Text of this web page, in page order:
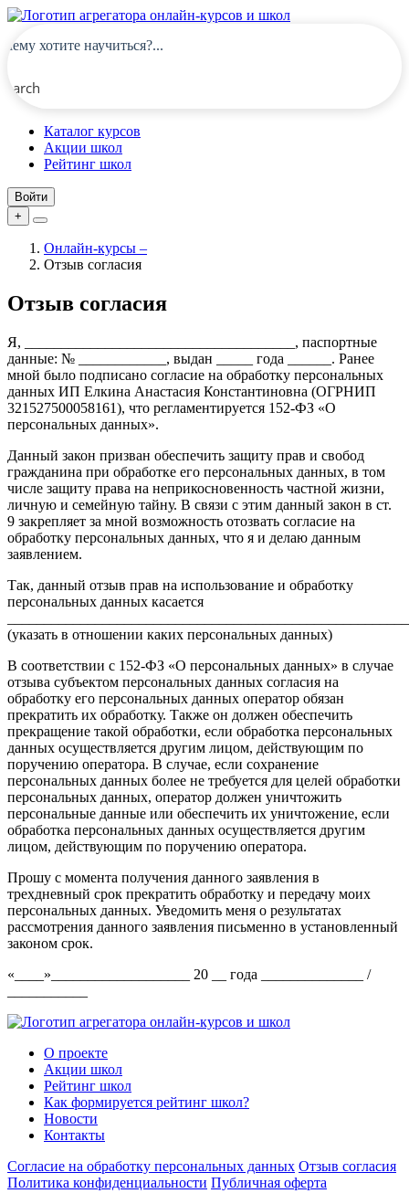
Каталог курсов
Акции школ
Рейтинг школ
Войти
+
Онлайн-курсы –
Отзыв согласия
Отзыв согласия
Я, _____________________________________, паспортные
данные: № ____________, выдан _____ года ______. Ранее
мной было подписано согласие на обработку персональных
данных ИП Елкина Анастасия Константиновна (ОГРНИП
321527500058161), что регламентируется 152-ФЗ «О
персональных данных».
Данный закон призван обеспечить защиту прав и свобод
гражданина при обработке его персональных данных, в том
числе защиту права на неприкосновенность частной жизни,
личную и семейную тайну. В связи с этим данный закон в ст.
9 закрепляет за мной возможность отозвать согласие на
обработку персональных данных, что я и делаю данным
заявлением.
Так, данный отзыв прав на использование и обработку
персональных данных касается
(указать в отношении каких персональных данных)
В соответствии с 152-ФЗ «О персональных данных» в случае
отзыва субъектом персональных данных согласия на
обработку его персональных данных оператор обязан
прекратить их обработку. Также он должен обеспечить
прекращение такой обработки, если обработка персональных
данных осуществляется другим лицом, действующим по
поручению оператора. В случае, если сохранение
персональных данных более не требуется для целей обработки
персональных данных, оператор должен уничтожить
персональные данные или обеспечить их уничтожение, если
обработка персональных данных осуществляется другим
лицом, действующим по поручению оператора.
Прошу с момента получения данного заявления в
трехдневный срок прекратить обработку и передачу моих
персональных данных. Уведомить меня о результатах
рассмотрения данного заявления письменно в установленный
законом срок.
«____»___________________ 20 __ года ______________ /
О проекте
Акции школ
Рейтинг школ
Как формируется рейтинг школ?
Новости
Контакты
Согласие на обработку персональных данных Отзыв согласия
Политика конфиденциальности Публичная оферта